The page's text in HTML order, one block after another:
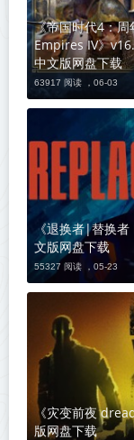
《帝国时代4：
Empires IV》
中文版网盘下载
63917 阅读 ， 06-03
《退换者|替换者
文版网盘下载
55327 阅读 ， 05-23
《灾变前夜
版网盘下载